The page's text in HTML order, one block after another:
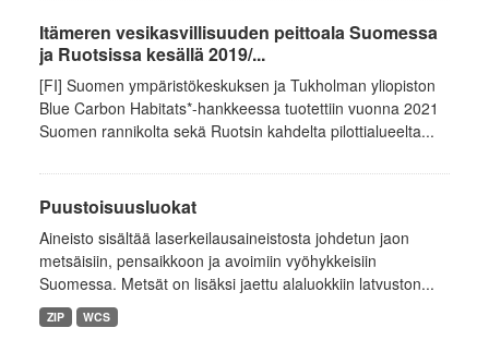
Itämeren vesikasvillisuuden peittoala Suomessa
ja Ruotsissa kesällä 2019/...
[FI] Suomen ympäristökeskuksen ja Tukholman yliopiston
Blue Carbon Habitats*-hankkeessa tuotettiin vuonna 2021
Suomen rannikolta sekä Ruotsin kahdelta pilottialueelta...
Puustoisuusluokat
Aineisto sisältää laserkeilausaineistosta johdetun jaon
metsäisiin, pensaikkoon ja avoimiin vyöhykkeisiin
Suomessa. Metsät on lisäksi jaettu alaluokkiin latvuston...
ZIP WCS